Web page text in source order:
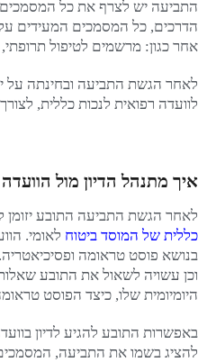
התביעה יש לצרף את כל המסמכים
הדרכים, כל המסמכים המעידים
אחר כגון: מרשמים לטיפול תרופתי,
לאחר הגשת התביעה ובחינתה על
לוועדה רפואית לנכות כללית,
איך מתנהל הדיון מול
לאחר הגשת התביעה התובע יזומן
כללית של המוסד ביטוח לאומי.
בנושא פוסט טראומה
וכן עשויה לשאול את התובע
היומיומית שלו, כיצד הפוסט
באפשרות התובע להגיע לדיון
להציג בשמו את התביעה,